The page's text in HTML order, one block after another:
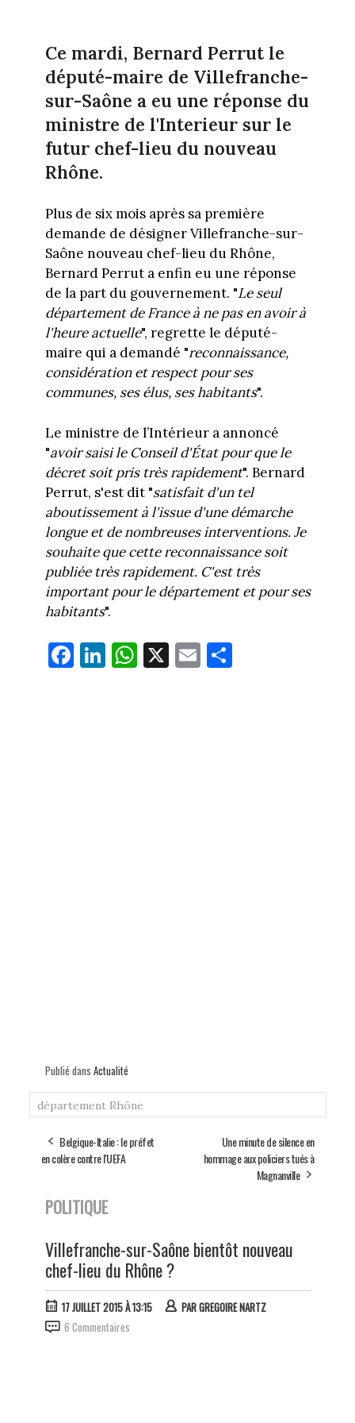
Ce mardi, Bernard Perrut le
député-maire de Villefranche-
sur-Saône a eu une réponse du
ministre de l'Interieur sur le
futur chef-lieu du nouveau
Rhône.
Plus de six mois après sa première
demande de désigner Villefranche-sur-
Saône nouveau chef-lieu du Rhône,
Bernard Perrut a enfin eu une réponse
de la part du gouvernement. "Le seul
département de France à ne pas en avoir à
l'heure actuelle", regrette le député-
maire qui a demandé "reconnaissance,
considération et respect pour ses
communes, ses élus, ses habitants".
Le ministre de l’Intérieur a annoncé
"avoir saisi le Conseil d'État pour que le
décret soit pris très rapidement". Bernard
Perrut, s'est dit "satisfait d'un tel
aboutissement à l'issue d'une démarche
longue et de nombreuses interventions. Je
souhaite que cette reconnaissance soit
publiée très rapidement. C'est très
important pour le département et pour ses
habitants".
Fa
ce
Li
nk
W
ha
X E
m
Pa
rt
Publié dans Actualité
département Rhône
Belgique-Italie : le préfet
en colère contre l'UEFA
Une minute de silence en
hommage aux policiers tués à
Magnanville
POLITIQUE
Villefranche-sur-Saône bientôt nouveau
chef-lieu du Rhône ?
17 JUILLET 2015 À 13:15 PARGREGOIRE NARTZ
6 Commentaires